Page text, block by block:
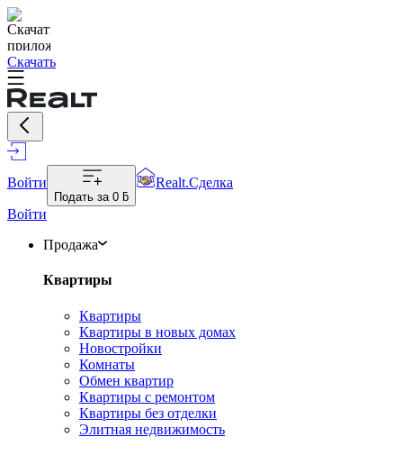
Скачать
Войти
Подать за 0 ƃ
Realt.Сделка
Войти
Продажа
Квартиры
Квартиры
Квартиры в новых домах
Новостройки
Комнаты
Обмен квартир
Квартиры с ремонтом
Квартиры без отделки
Элитная недвижимость